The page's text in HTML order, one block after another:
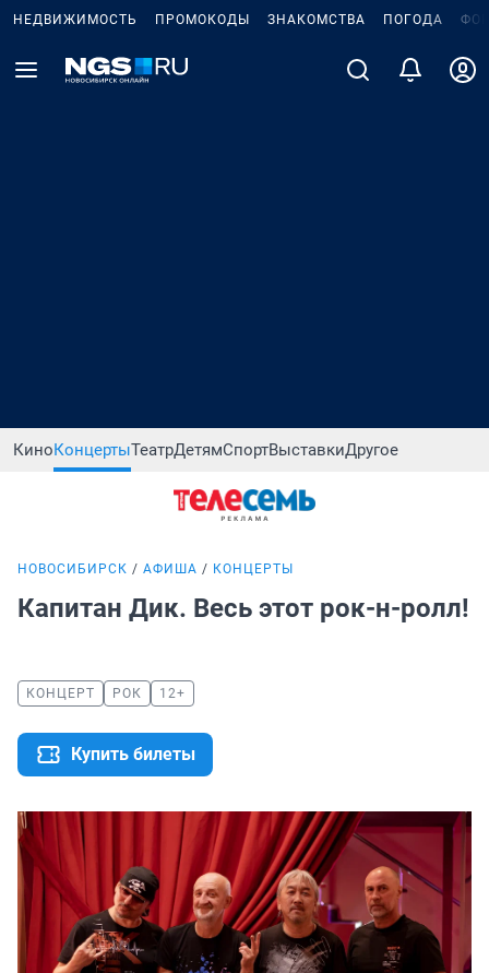
НЕДВИЖИМОСТЬ ПРОМОКОДЫ ЗНАКОМСТВА ПОГОДА
КиноКонцертыТеатрДетямСпортВыставкиДругое
НОВОСИБИРСК АФИША КОНЦЕРТЫ
Капитан Дик. Весь этот рок-н-ролл!
КОНЦЕРТ РОК 12+
Купить билеты